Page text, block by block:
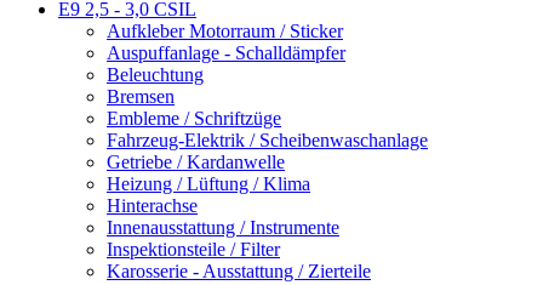
E9 2,5 - 3,0 CSIL
Aufkleber Motorraum / Sticker
Auspuffanlage - Schalldämpfer
Beleuchtung
Bremsen
Embleme / Schriftzüge
Fahrzeug-Elektrik / Scheibenwaschanlage
Getriebe / Kardanwelle
Heizung / Lüftung / Klima
Hinterachse
Innenausstattung / Instrumente
Inspektionsteile / Filter
Karosserie - Ausstattung / Zierteile